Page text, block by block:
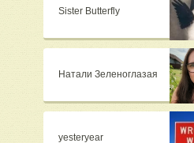
Sister Butterfly
Натали Зеленоглазая
yesteryear